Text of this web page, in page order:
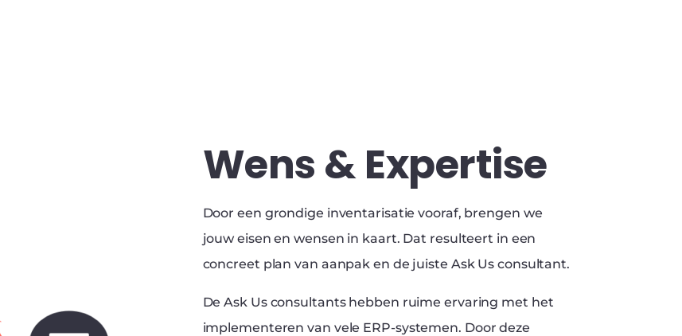
Wens & Expertise
Door een grondige inventarisatie vooraf, brengen we
jouw eisen en wensen in kaart. Dat resulteert in een
concreet plan van aanpak en de juiste Ask Us consultant.
De Ask Us consultants hebben ruime ervaring met het
implementeren van vele ERP-systemen. Door deze